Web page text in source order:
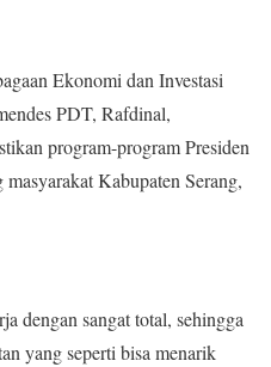
Ekonomi dan Investasi
PDT, Rafdinal,
program-program Presiden
Kabupaten Serang,
dengan sangat total, sehingga
yang seperti bisa menarik